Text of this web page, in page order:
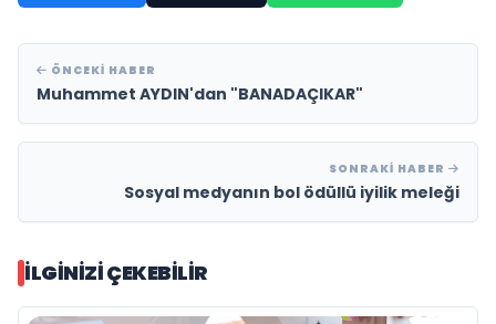
ÖNCEKI HABER
Muhammet AYDIN'dan "BANADAÇIKAR"
SONRAKI HABER
Sosyal medyanın bol ödüllü iyilik meleği
İLGINIZI ÇEKEBILIR